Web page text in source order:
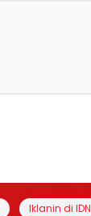
Iklanin di IDN